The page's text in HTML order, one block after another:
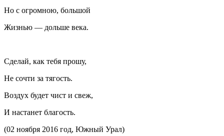
Но с огромною, большой
Жизнью — дольше века.
Сделай, как тебя прошу,
Не сочти за тягость.
Воздух будет чист и свеж,
И настанет благость.
(02 ноября 2016 год, Южный Урал)